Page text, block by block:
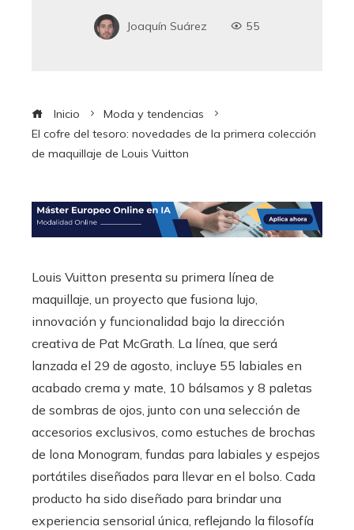
Joaquín Suárez 55
Inicio
Moda y tendencias
El cofre del tesoro: novedades de la primera colección
de maquillaje de Louis Vuitton
Louis Vuitton presenta su primera línea de
maquillaje, un proyecto que fusiona lujo,
innovación y funcionalidad bajo la dirección
creativa de Pat McGrath. La línea, que será
lanzada el 29 de agosto, incluye 55 labiales en
acabado crema y mate, 10 bálsamos y 8 paletas
de sombras de ojos, junto con una selección de
accesorios exclusivos, como estuches de brochas
de lona Monogram, fundas para labiales y espejos
portátiles diseñados para llevar en el bolso. Cada
producto ha sido diseñado para brindar una
experiencia sensorial única, reflejando la filosofía